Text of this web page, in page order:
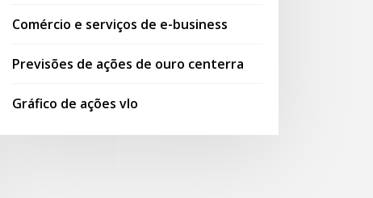
Comércio e serviços de e-business
Previsões de ações de ouro centerra
Gráfico de ações vlo